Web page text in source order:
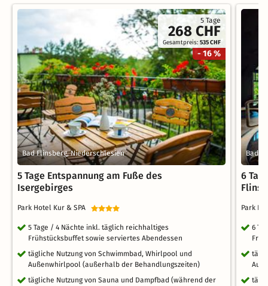
5 Tage
268 CHF
Gesamtpreis:535 CHF
- 16 %
Bad Flinsberg, Niederschlesien
5 Tage Entspannung am Fuße des
Isergebirges
Park Hotel Kur & SPA
5 Tage / 4 Nächte inkl. täglich reichhaltiges
Frühstücksbuffet sowie serviertes Abendessen
tägliche Nutzung von Schwimmbad, Whirlpool und
Außenwhirlpool (außerhalb der Behandlungszeiten)
tägliche Nutzung von Sauna und Dampfbad (während der
Bad
6
Park
6